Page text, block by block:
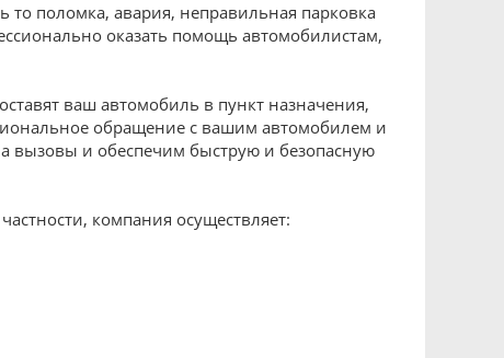
то поломка, авария, неправильная парковка
оказать помощь автомобилистам,
ваш автомобиль в пункт назначения,
обращение с вашим автомобилем и
вызовы и обеспечим быструю и безопасную
компания осуществляет: